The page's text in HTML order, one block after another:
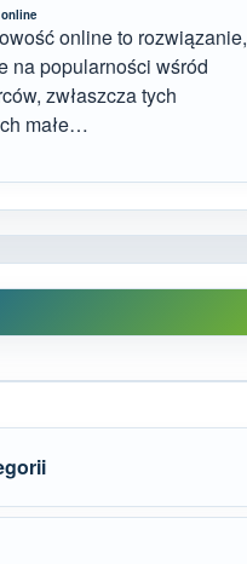
online
online to rozwiązanie,
na popularności wśród
zwłaszcza tych
małe…